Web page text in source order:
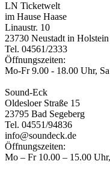
LN Ticketwelt
im Hause Haase
Linaustr. 10
23730 Neustadt in Holstein
Tel. 04561/2333
Öffnungszeiten:
Mo-Fr 9.00 - 18.00 Uhr,
Sound-Eck
Oldesloer Straße 15
23795 Bad Segeberg
Tel. 04551/94836
info@soundeck.de
Öffnungszeiten:
Mo – Fr 10.00 – 15.00